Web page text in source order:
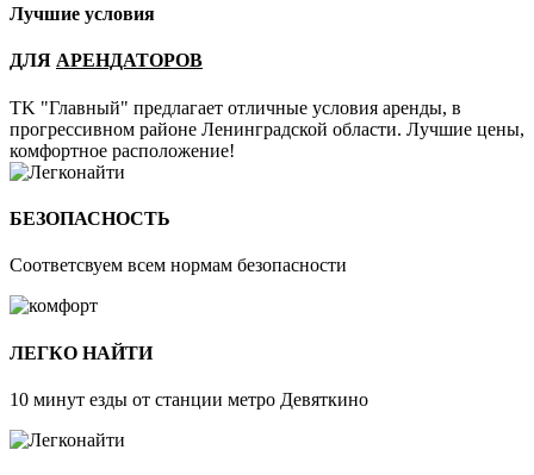
Лучшие условия
ДЛЯ АРЕНДАТОРОВ
TK "Главный" предлагает отличные условия аренды, в
прогрессивном районе Ленинградской области. Лучшие цены,
комфортное расположение!
БЕЗОПАСНОСТЬ
Соответсвуем всем нормам безопасности
ЛЕГКО НАЙТИ
10 минут езды от станции метро Девяткино